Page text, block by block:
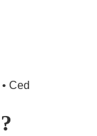
• Ced
?